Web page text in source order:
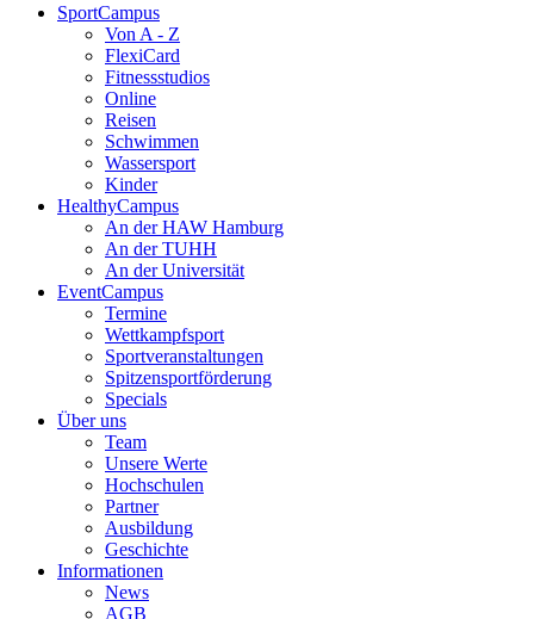
SportCampus
Von A - Z
FlexiCard
Fitnessstudios
Online
Reisen
Schwimmen
Wassersport
Kinder
HealthyCampus
An der HAW Hamburg
An der TUHH
An der Universität
EventCampus
Termine
Wettkampfsport
Sportveranstaltungen
Spitzensportförderung
Specials
Über uns
Team
Unsere Werte
Hochschulen
Partner
Ausbildung
Geschichte
Informationen
News
AGB